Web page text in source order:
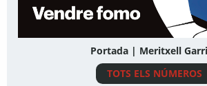
Portada | Meritxell
TOTS ELS NÚMEROS